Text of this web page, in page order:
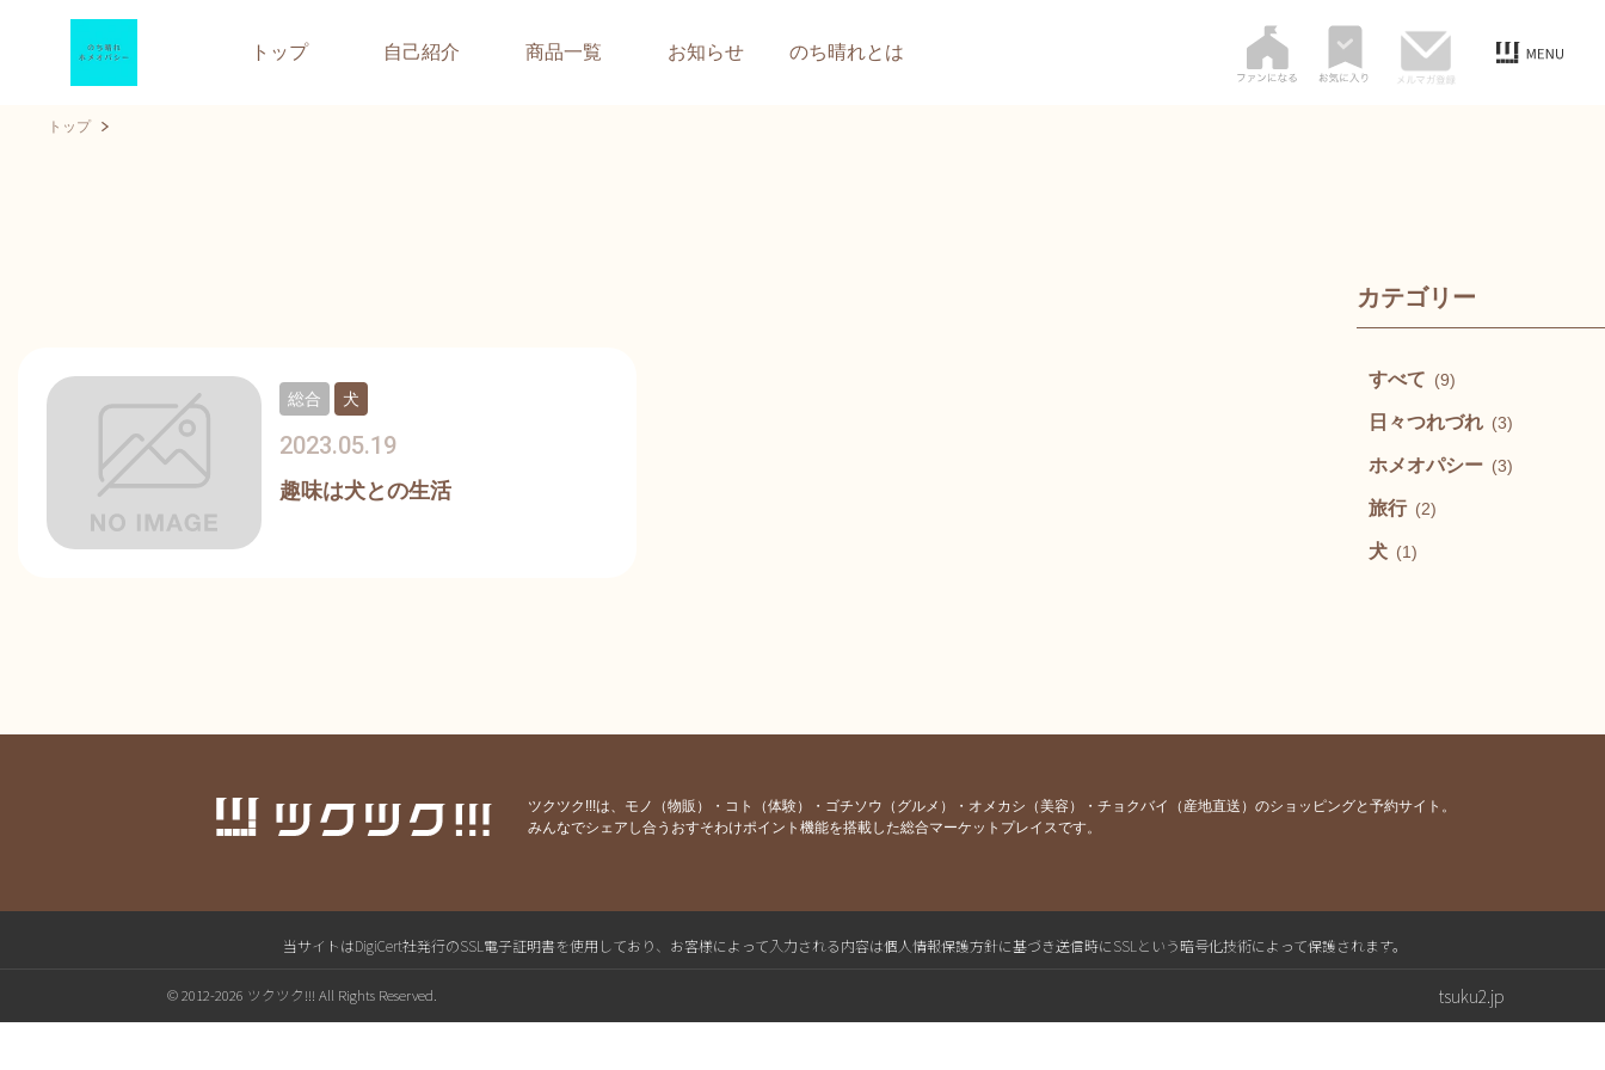
トップ 自己紹介 商品一覧 お知らせ のち晴れとは
トップ
趣味は犬との生活
2023.05.19
総合 犬
カテゴリー
すべて (9)
日々つれづれ (3)
ホメオパシー (3)
旅行 (2)
犬 (1)
ツクツク!!!は、モノ（物販）・コト（体験）・ゴチソウ（グルメ）・オメカシ（美容）・チョクバイ（産地直送）のショッピングと予約サイト。
みんなでシェアし合うおすそわけポイント機能を搭載した総合マーケットプレイスです。
当サイトはDigiCert社発行のSSL電子証明書を使用しており、お客様によって入力される内容は個人情報保護方針に基づき送信時にSSLという暗号化技術によって保護されます。
© 2012-2026 ツクツク!!! All Rights Reserved. tsuku2.jp